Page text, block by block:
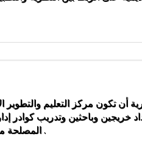
خريجين وباحثين وتدريب
المصلحة من خلال برامج تعليمية وتدريبية واستشارية متميزة .